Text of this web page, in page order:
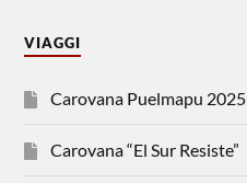
VIAGGI
Carovana Puelmapu 2025
Carovana “El Sur Resiste”